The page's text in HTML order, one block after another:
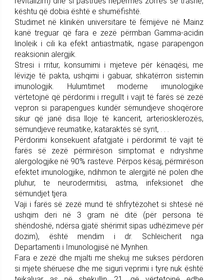
kështu që dobia është e shumëfishtë.
Studimet në klinikën universitare të fëmijëve në Mainz
kanë treguar që fara e zezë përmban Gamma-acidin
linoleik i cili ka efekt antiastmatik, ngase parapengon
reaksionin alergjik.
Stresi i rritur, konsumimi i mjeteve për kënaqësi, me
lëvizje të pakta, ushqimi i gabuar, shkatërron sistemin
imunologjik. Hulumtimet moderne imunologjike
vërtetojnë që përdorimi i rregullt i vajit të farës së zezë
vepron si parapengues kundër sëmundjeve shoqërore
sikur që janë disa lloje të kancerit, arteriosklerozës,
sëmundjeve reumatike, kataraktës së syrit, . . .
Përdorimi konsekuent afatgjatë i përdorimit të vajit të
farës së zezë përmirëson simptomat e ndryshme
alergologjike në 90% rasteve. Përpos kësaj, përmirëson
efektet imunologjike, ndihmon te alergjitë në polen dhe
pluhur, te neurodermitisi, astma, infeksionet dhe
sëmundjet tjera.
Vaji i farës së zezë mund të shfrytëzohet si shtesë në
ushqim deri në 3 gram në ditë (për persona të
shëndoshë, ndërsa gjatë shërimit sipas udhëzimeve për
dozim), është mendim i dr. Schleicherit nga
Departamenti i Imunologjisë në Mynhen.
Fara e zezë dhe mjalti me shekuj me sukses përdoren
si mjete shëruese dhe me siguri veprimi i tyre nuk është